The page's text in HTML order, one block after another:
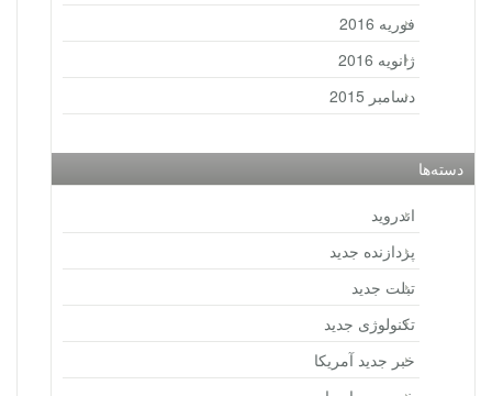
فوریه 2016
ژانویه 2016
دسامبر 2015
دسته‌ها
اندروید
پردازنده جدید
تبلت جدید
تکنولوژی جدید
خبر جدید آمریکا